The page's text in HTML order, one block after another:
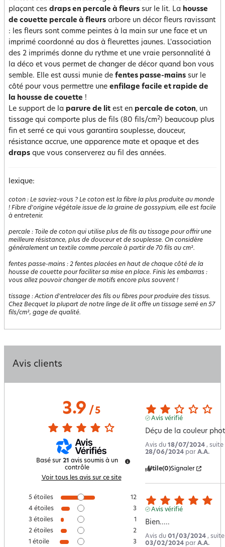
plaçant ces draps en percale à fleurs sur le lit. La housse
de couette percale à fleurs arbore un décor fleurs ravissant
: les fleurs sont comme peintes à la main sur une face et un
imprimé coordonné au dos à fleurettes jaunes. L'association
des 2 imprimés donne du rythme et une vraie personnalité à
la déco et vous permet de changer de décor quand bon vous
semble. Elle est aussi munie de fentes passe-mains sur le
côté pour vous permettre une enfilage facile et rapide de
la housse de couette !
Le support de la parure de lit est en percale de coton, un
tissage qui comporte plus de fils (80 fils/cm2) beaucoup plus
fin et serré ce qui vous garantira souplesse, douceur,
résistance accrue, une apparence mate et opaque et des
draps que vous conserverez au fil des années.
lexique:
coton : Le saviez-vous ? Le coton est la fibre la plus produite au monde
! Fibre d'origine végétale issue de la graine de gossypium, elle est facile
à entretenir.
percale : Toile de coton qui utilise plus de fils au tissage pour offrir une
meilleure résistance, plus de douceur et de souplesse. On considère
généralement un textile comme percale à partir de 70 fils au cm².
fentes passe-mains : 2 fentes placées en haut de chaque côté de la
housse de couette pour faciliter sa mise en place. Finis les embarras :
vous allez pouvoir changer de motifs encore plus souvent !
tissage :Action d'entrelacer des fils ou fibres pour produire des tissus.
Chez Becquet la plupart de notre linge de lit offre un tissage serré en 57
fils/cm², gage de qualité.
Avis clients
3.9/ 5
Basé sur 21 avis soumis à un
contrôle
Voir tous les avis sur ce site
5 étoiles
12
4 étoiles
3
3 étoiles
1
2 étoiles
2
1 étoile 3
Avis vérifié
Déçu de la couleur
Avis du 18/07/2024 , suite
28/06/2024 par A.A.
Utile(0)Signaler
Avis vérifié
Bien.....
Avis du 01/03/2024 ,
03/02/2024 par A.A.